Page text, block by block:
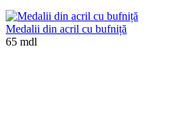
Medalii din acril cu bufniță
65 mdl